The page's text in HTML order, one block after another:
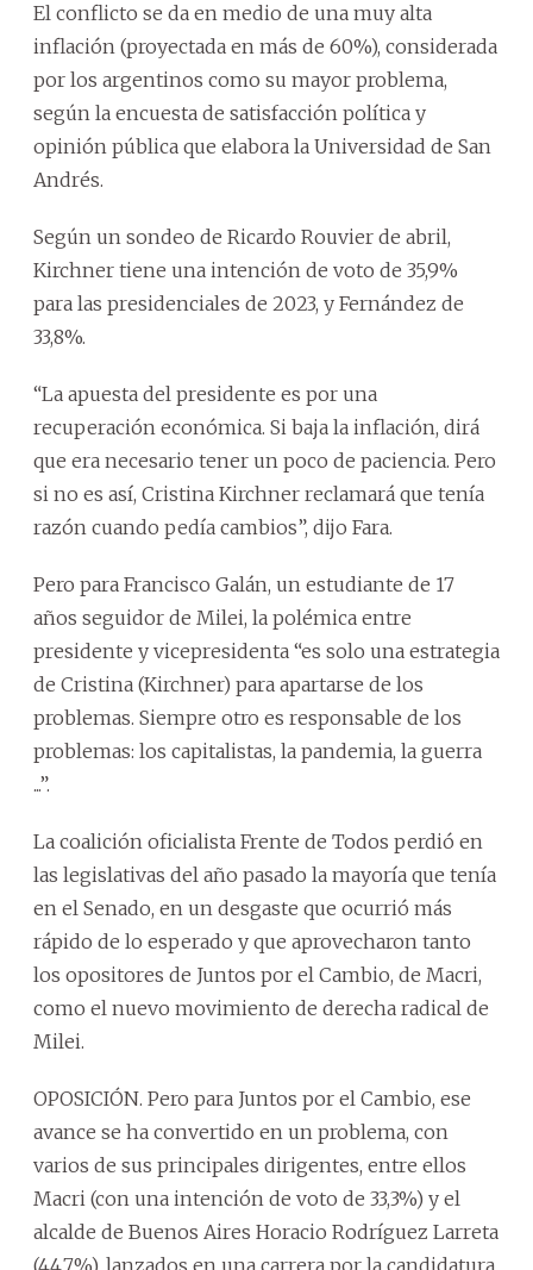
El conflicto se da en medio de una muy alta
inflación (proyectada en más de 60%), considerada
por los argentinos como su mayor problema,
según la encuesta de satisfacción política y
opinión pública que elabora la Universidad de San
Andrés.
Según un sondeo de Ricardo Rouvier de abril,
Kirchner tiene una intención de voto de 35,9%
para las presidenciales de 2023, y Fernández de
33,8%.
“La apuesta del presidente es por una
recuperación económica. Si baja la inflación, dirá
que era necesario tener un poco de paciencia. Pero
si no es así, Cristina Kirchner reclamará que tenía
razón cuando pedía cambios”, dijo Fara.
Pero para Francisco Galán, un estudiante de 17
años seguidor de Milei, la polémica entre
presidente y vicepresidenta “es solo una estrategia
de Cristina (Kirchner) para apartarse de los
problemas. Siempre otro es responsable de los
problemas: los capitalistas, la pandemia, la guerra
...”.
La coalición oficialista Frente de Todos perdió en
las legislativas del año pasado la mayoría que tenía
en el Senado, en un desgaste que ocurrió más
rápido de lo esperado y que aprovecharon tanto
los opositores de Juntos por el Cambio, de Macri,
como el nuevo movimiento de derecha radical de
Milei.
OPOSICIÓN. Pero para Juntos por el Cambio, ese
avance se ha convertido en un problema, con
varios de sus principales dirigentes, entre ellos
Macri (con una intención de voto de 33,3%) y el
alcalde de Buenos Aires Horacio Rodríguez Larreta
(44,7%), lanzados en una carrera por la candidatura